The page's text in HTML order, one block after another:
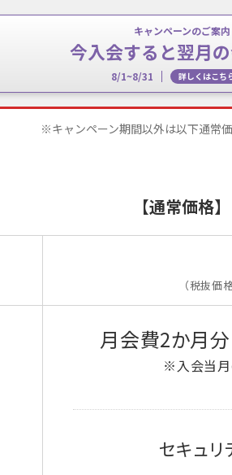
キャンペーンのご案内
今入会すると翌月
8/1~8/31 詳しくはこち
※キャンペーン期間以外は以下通常
【通常価格】
（税抜価
月会費2か月分
※入会当月
セキュ